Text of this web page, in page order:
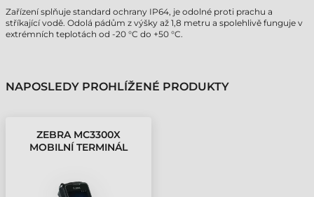
Zařízení splňuje standard ochrany IP64, je odolné proti prachu a
stříkající vodě. Odolá pádům z výšky až 1,8 metru a spolehlivě funguje v
extrémních teplotách od -20 °C do +50 °C.
NAPOSLEDY PROHLÍŽENÉ PRODUKTY
ZEBRA MC3300X
MOBILNÍ TERMINÁL